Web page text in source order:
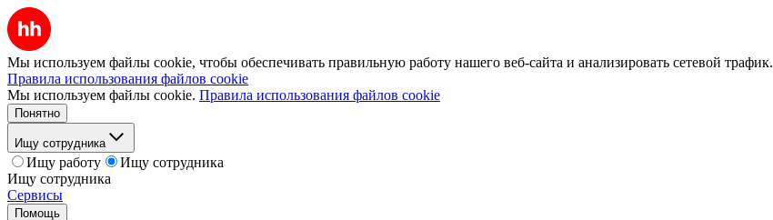
Мы используем файлы cookie, чтобы обеспечивать правильную работу нашего веб-сайта и анализировать сетевой трафик.
Правила использования файлов cookie
Мы используем файлы cookie. Правила использования файлов cookie
Понятно
Ищу сотрудника
Ищу работу
Ищу сотрудника
Ищу сотрудника
Сервисы
Помощь